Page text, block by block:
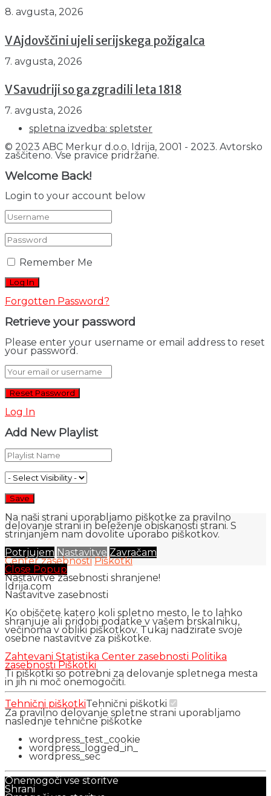
8. avgusta, 2026
V Ajdovščini ujeli serijskega požigalca
7. avgusta, 2026
V Savudriji so ga zgradili leta 1818
7. avgusta, 2026
spletna izvedba: spletster
© 2023 ABC Merkur d.o.o. Idrija, 2001 - 2023. Avtorsko
zaščiteno. Vse pravice pridržane.
Welcome Back!
Login to your account below
Remember Me
Forgotten Password?
Retrieve your password
Please enter your username or email address to reset
your password.
Log In
Add New Playlist
Na naši strani uporabljamo piškotke za pravilno
delovanje strani in beleženje obiskanosti strani. S
strinjanjem nam dovolite uporabo piškotkov.
Potrjujem Nastavitve Zavračam
Center zasebnosti Piškotki
Close Popup
Nastavitve zasebnosti shranjene!
Idrija.com
Nastavitve zasebnosti
Ko obiščete katero koli spletno mesto, le to lahko
shranjuje ali pridobi podatke v vašem brskalniku,
večinoma v obliki piškotkov. Tukaj nadzirate svoje
osebne nastavitve za piškotke.
Zahtevani Statistika Center zasebnosti Politika
zasebnosti Piškotki
Ti piškotki so potrebni za delovanje spletnega mesta
in jih ni moč onemogočiti.
Tehnični piškotkiTehnični piškotki
Za pravilno delovanje spletne strani uporabljamo
naslednje tehnične piškotke
wordpress_test_cookie
wordpress_logged_in_
wordpress_sec
Onemogoči vse storitve
Shrani